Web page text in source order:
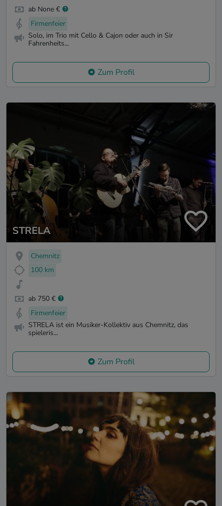
ab None €
Firmenfeier
Solo, im Trio mit Cello & Cajon oder auch in Sir
Fahrenheits...
Zum Profil
STRELA
Chemnitz
100 km
ab 750 €
Firmenfeier
STRELA ist ein Musiker-Kollektiv aus Chemnitz, das
spieleris...
Zum Profil